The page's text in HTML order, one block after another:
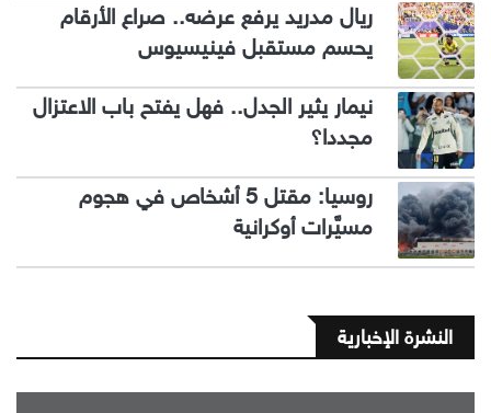
ريال مدريد يرفع عرضه.. صراع الأرقام
يحسم مستقبل فينيسيوس
نيمار يثير الجدل.. فهل يفتح باب الاعتزال
مجددا؟
روسيا: مقتل 5 أشخاص في هجوم
مسيَّرات أوكرانية
النشرة الإخبارية